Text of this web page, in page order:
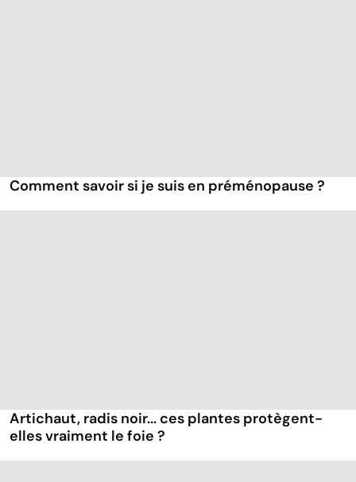
Comment savoir si je suis en préménopause ?
Artichaut, radis noir... ces plantes protègent-
elles vraiment le foie ?